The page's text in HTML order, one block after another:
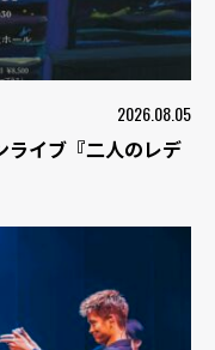
2026.08.05
ライブ『二人のレデ